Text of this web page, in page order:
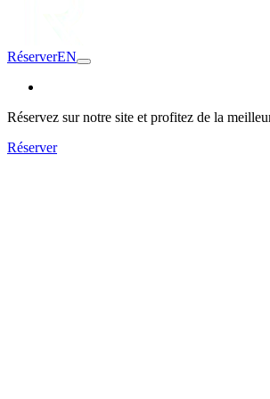
RéserverEN
Réservez sur notre site et profitez de la
Réserver